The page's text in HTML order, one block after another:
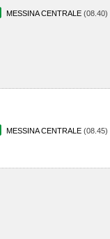
MESSINA CENTRALE (08.40)
MESSINA CENTRALE (08.45)